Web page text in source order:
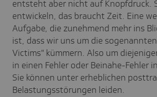
entsteht aber nicht auf Knopfdruck.
entwickeln, das braucht Zeit. Eine
Aufgabe, die zunehmend mehr ins
ist, dass wir uns um die
Victims" kümmern. Also um
in einen Fehler oder Beinahe-Fehler
Sie können unter erheblichen
Belastungsstörungen leiden.